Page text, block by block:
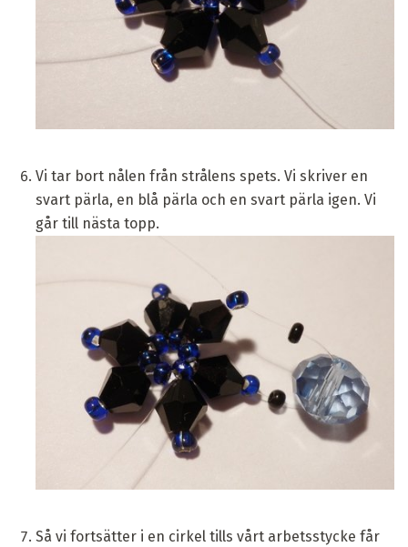
Vi tar bort nålen från strålens spets. Vi skriver en
svart pärla, en blå pärla och en svart pärla igen. Vi
går till nästa topp.
Så vi fortsätter i en cirkel tills vårt arbetsstycke får